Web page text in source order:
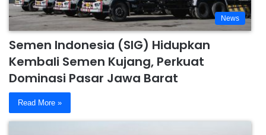
News
Semen Indonesia (SIG) Hidupkan
Kembali Semen Kujang, Perkuat
Dominasi Pasar Jawa Barat
Read More »